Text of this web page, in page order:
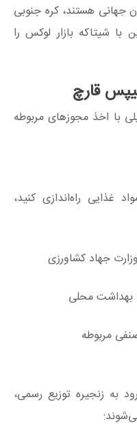
جهانی هستند، کره جنوبی
شیتاکه بازار لوکس را
قارچ
با اخذ مجوزهای مربوطه
غذایی راه‌اندازی کنید،
به زنجیره توزیع رسمی،